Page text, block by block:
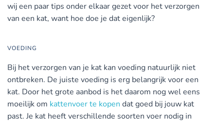
wij een paar tips onder elkaar gezet voor het verzorgen
van een kat, want hoe doe je dat eigenlijk?
VOEDING
Bij het verzorgen van je kat kan voeding natuurlijk niet
ontbreken. De juiste voeding is erg belangrijk voor een
kat. Door het grote aanbod is het daarom nog wel eens
moeilijk om kattenvoer te kopen dat goed bij jouw kat
past. Je kat heeft verschillende soorten voer nodig in